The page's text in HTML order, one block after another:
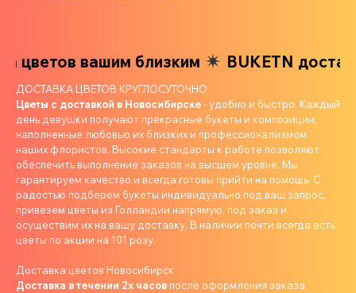
цветов вашим близким BUKETN
ДОСТАВКА ЦВЕТОВ КРУГЛОСУТОЧНО
Цветы с доставкой в Новосибирске- удобно и быстро. Каждый
день девушки получают прекрасные букеты и композиции,
наполненные любовью их близких и профессионализмом
наших флористов. Высокие стандарты к работе позволяют
обеспечить выполнение заказов на высшем уровне. Мы
гарантируем качество и всегда готовы прийти на помощь. С
радостью подберем букеты индивидуально под ваш запрос,
привезем цветы из Голландии напрямую, под заказ и
осуществим их на вашу доставку. В наличии почти всегда есть
цветы по акции на 101 розу.
Доставка цветов Новосибирск
Доставка в течении 2х часов после оформления заказа